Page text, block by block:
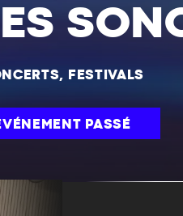
FESTIVALS
PASSÉ